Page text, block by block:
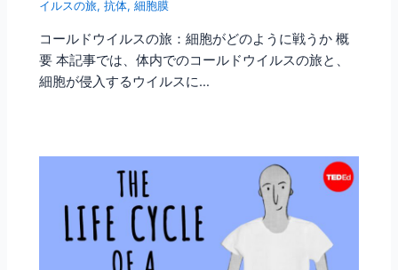
イルスの旅,抗体,細胞膜
コールドウイルスの旅：細胞がどのように戦うか 概
要 本記事では、体内でのコールドウイルスの旅と、
細胞が侵入するウイルスに…